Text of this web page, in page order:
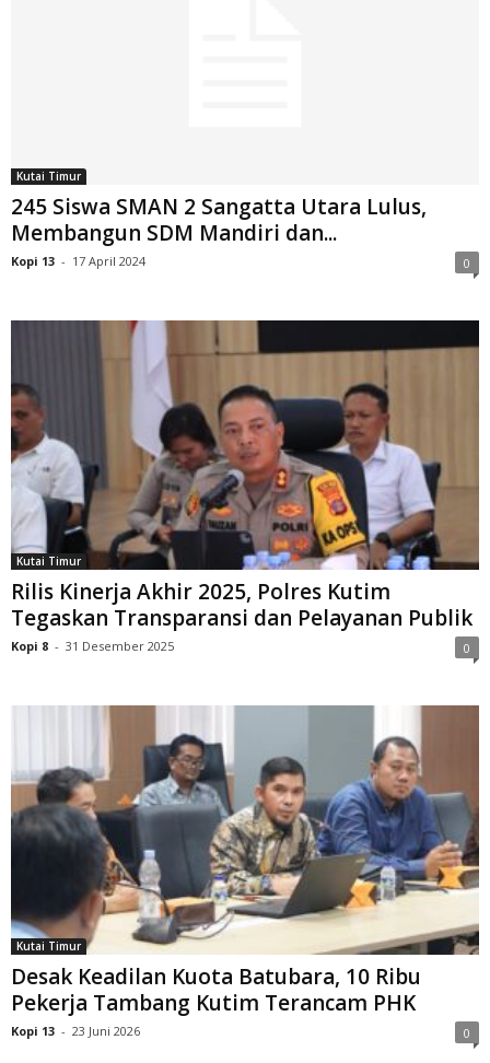
Kutai Timur
245 Siswa SMAN 2 Sangatta Utara Lulus,
Membangun SDM Mandiri dan...
Kopi 13 - 17 April 2024 0
Kutai Timur
Rilis Kinerja Akhir 2025, Polres Kutim
Tegaskan Transparansi dan Pelayanan Publik
Kopi 8 - 31 Desember 2025 0
Kutai Timur
Desak Keadilan Kuota Batubara, 10 Ribu
Pekerja Tambang Kutim Terancam PHK
Kopi 13 - 23 Juni 2026 0